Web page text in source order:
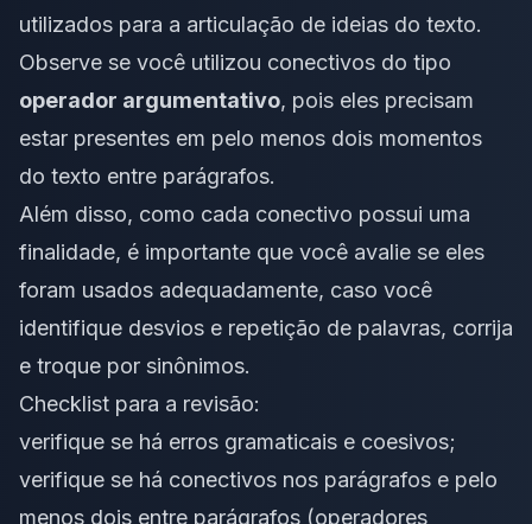
utilizados para a articulação de ideias do texto.
Observe se você utilizou conectivos do tipo
operador argumentativo, pois eles precisam
estar presentes em pelo menos dois momentos
do texto entre parágrafos.
Além disso, como cada conectivo possui uma
finalidade, é importante que você avalie se eles
foram usados adequadamente, caso você
identifique desvios e repetição de palavras, corrija
e troque por sinônimos.
Checklist para a revisão:
verifique se há erros gramaticais e coesivos;
verifique se há conectivos nos parágrafos e pelo
menos dois entre parágrafos (operadores